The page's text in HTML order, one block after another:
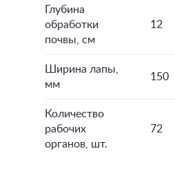
Глубина
обработки
почвы, см
12
Ширина лапы,
мм
150
Количество
рабочих
органов, шт.
72